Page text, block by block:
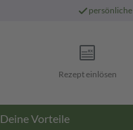
persönliche
Rezept einlösen
Deine Vorteile